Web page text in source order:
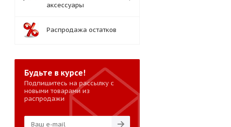
аксессуары
Распродажа остатков
Будьте в курсе!
Подпишитесь на рассылку с
новыми товарами из
распродажи